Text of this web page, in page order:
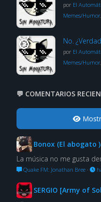
por El
Memes/Humor,
No.
por El
Memes/Humor,
💬 COMENTARIOS
Bonox (El abogato
La música no me gusta
Quake FM: Jonathan Bree·
SERGIO [Army of